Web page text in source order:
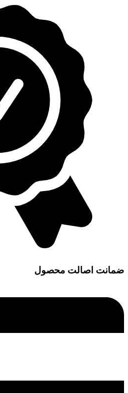
ضمانت اصالت محصول